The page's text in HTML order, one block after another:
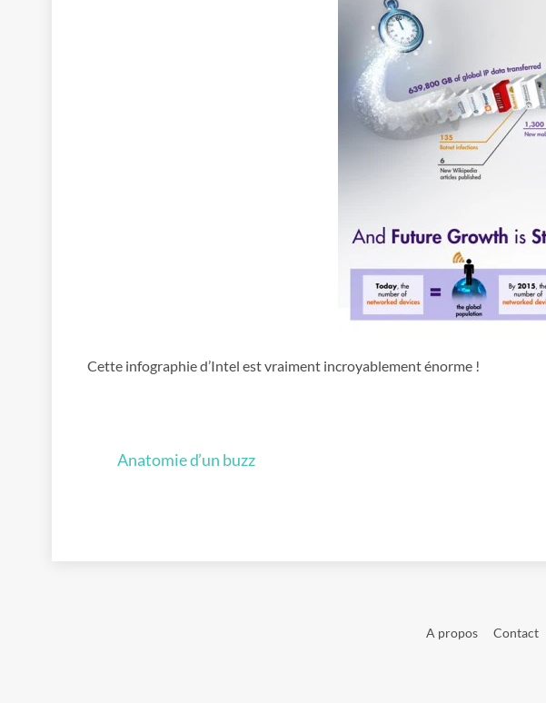
Cette infographie d’Intel est vraiment incroyablement énorme !
Anatomie d’un buzz
A propos Contact